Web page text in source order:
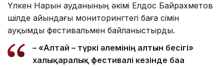
Үлкен Нарын ауданының әкімі Елдос Байрахметов
шілде айындағы мониторингтегі баға өсімін
ауқымды фестивальмен байланыстырды.
– «Алтай – түркі әлемінің алтын бесігі»
халықаралық фестивалі кезінде баға